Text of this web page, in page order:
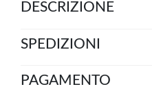
DESCRIZIONE
SPEDIZIONI
PAGAMENTO